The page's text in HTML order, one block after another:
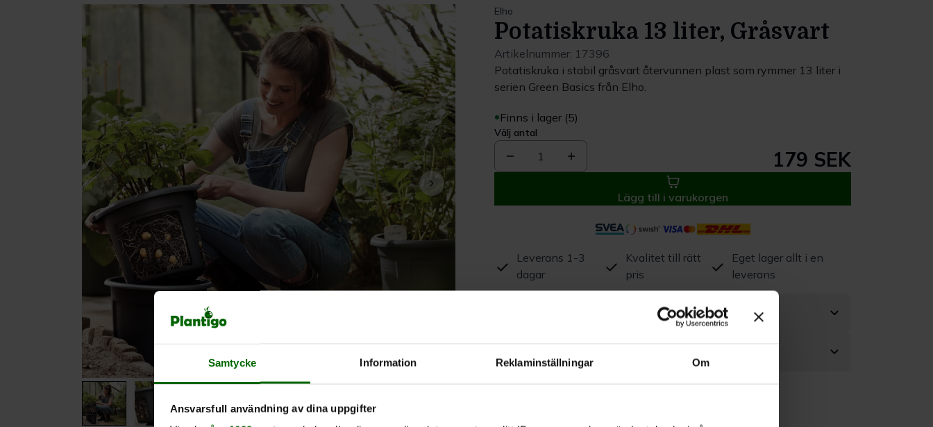
Samtycke Information Reklaminställningar Om
Ansvarsfull användning av dina uppgifter
Elho
Potatiskruka 13 liter, Gråsvart
Artikelnummer: 17396
Potatiskruka i stabil gråsvart återvunnen plast som rymmer 13 liter i
serien Green Basics från Elho.
Finns i lager (5)
Välj antal
1 179 SEK
Lägg till i varukorgen
Leverans 1-3
dagar
Kvalitet till rätt
pris
Eget lager allt i en
leverans